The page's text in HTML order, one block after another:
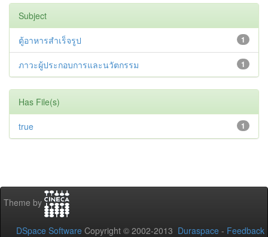
Subject
1
ตู้อาหารสำเร็จรูป
1
ภาวะผู้ประกอบการและนวัตกรรม
Has File(s)
1
true
Theme by
DSpace Software Copyright © 2002-2013 Duraspace - Feedback